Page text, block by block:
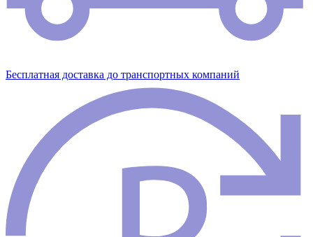
Бесплатная доставка до транспортных компаний